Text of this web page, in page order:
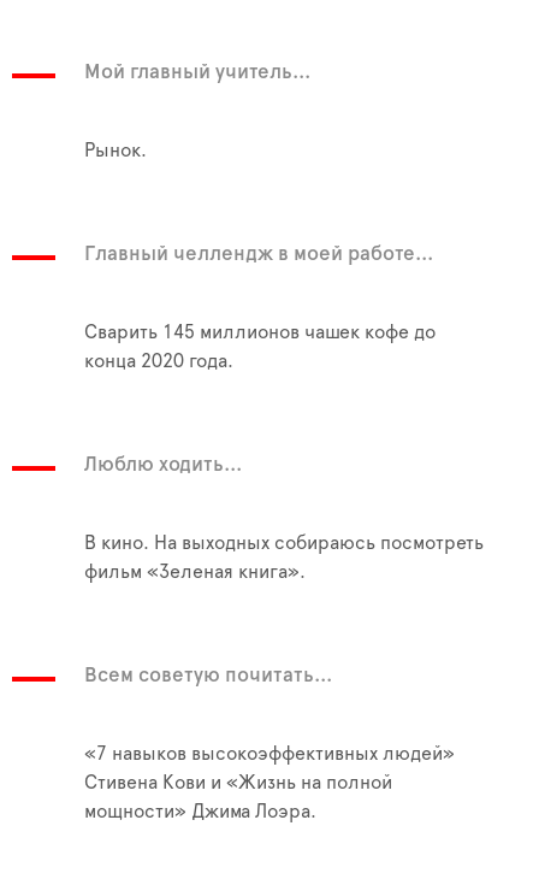
Мой главный учитель...
Рынок.
Главный челлендж в моей работе...
Сварить 145 миллионов чашек кофе до
конца 2020 года.
Люблю ходить...
В кино. На выходных собираюсь посмотреть
фильм «Зеленая книга».
Всем советую почитать...
«7 навыков высокоэффективных людей»
Стивена Кови и «Жизнь на полной
мощности» Джима Лоэра.